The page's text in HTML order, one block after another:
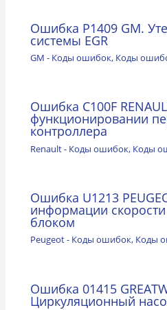
Ошибка P1409 GM.
системы EGR
GM - Коды ошибок, Коды
Ошибка C100F
функционировании
контроллера
Renault - Коды ошибок, Коды
Ошибка U1213
информации
блоком
Peugeot - Коды ошибок, Коды
Ошибка 01415
Циркуляционный